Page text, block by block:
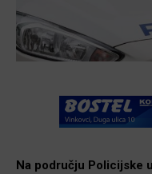
Na području Policijske